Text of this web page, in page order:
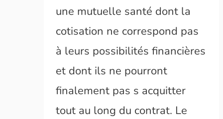
une mutuelle santé dont la
cotisation ne correspond pas
à leurs possibilités financières
et dont ils ne pourront
finalement pas s acquitter
tout au long du contrat. Le